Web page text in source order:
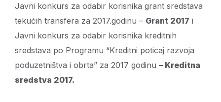
Javni konkurs za odabir korisnika grant sredstava
tekućih transfera za 2017.godinu – Grant 2017 i
Javni konkurs za odabir korisnika kreditnih
sredstava po Programu “Kreditni poticaj razvoja
poduzetništva i obrta” za 2017 godinu – Kreditna
sredstva 2017.